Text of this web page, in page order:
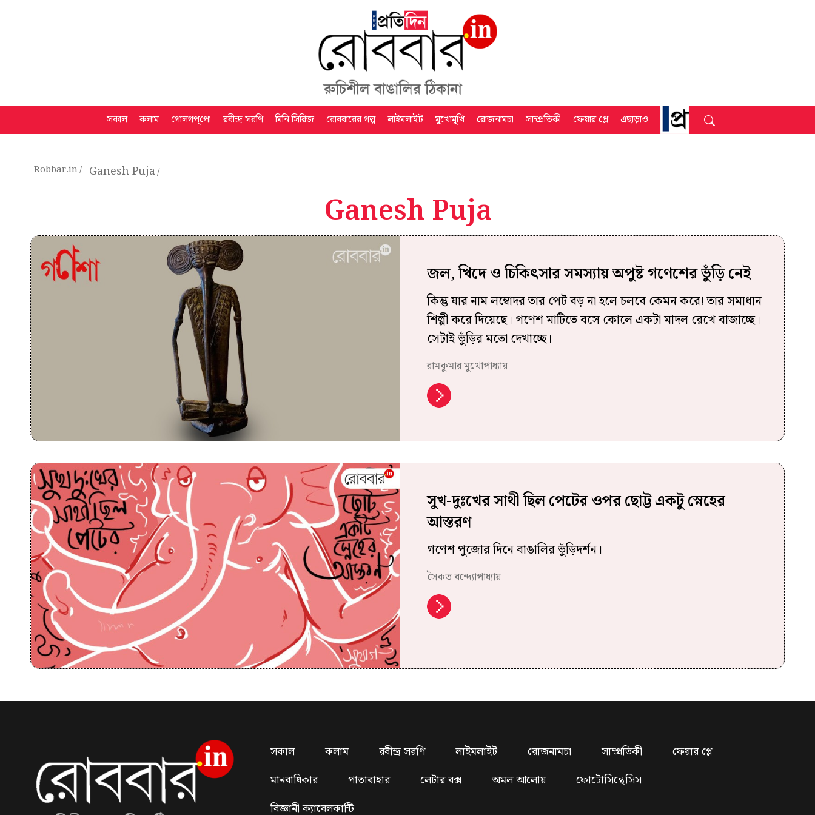
সকাল কলাম গোলগপ্‌পো রবীন্দ্র সরণি মিনি সিরিজ রোববারের গল্প লাইমলাইট মুখোমুখি রোজনামচা সাম্প্রতিকী ফেয়ার প্লে এছাড়াও
Robbar.in Ganesh Puja
Ganesh Puja
জল, খিদে ও চিকিৎসার সমস্যায় অপুষ্ট গণেশের ভুঁড়ি নেই
কিন্তু যার নাম লম্বোদর তার পেট বড় না হলে চলবে কেমন করে! তার সমাধান
শিল্পী করে দিয়েছে। গণেশ মাটিতে বসে কোলে একটা মাদল রেখে বাজাচ্ছে।
সেটাই ভুঁড়ির মতো দেখাচ্ছে।
রামকুমার মুখোপাধ্যায়
সুখ-দুঃখের সাথী ছিল পেটের ওপর ছোট্ট একটু স্নেহের
আস্তরণ
গণেশ পুজোর দিনে বাঙালির ভুঁড়িদর্শন।
সৈকত বন্দ্যোপাধ্যায়
সকাল কলাম রবীন্দ্র সরণি লাইমলাইট রোজনামচা সাম্প্রতিকী
ফেয়ার প্লে
মানবাধিকার
পাতাবাহার লেটার বক্স অমল আলোয়
ফোটোসিন্থেসিস
বিজ্ঞানী ক্যাবেলকান্টি